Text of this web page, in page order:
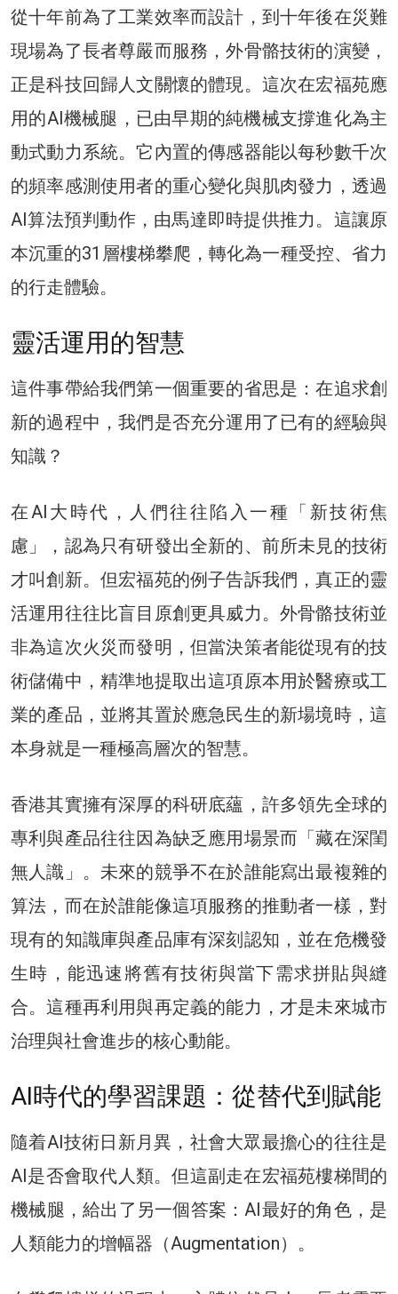
從十年前為了工業效率而設計，到十年後在災難
現場為了長者尊嚴而服務，外骨骼技術的演變，
正是科技回歸人文關懷的體現。這次在宏福苑應
用的AI機械腿，已由早期的純機械支撐進化為主
動式動力系統。它內置的傳感器能以每秒數千次
的頻率感測使用者的重心變化與肌肉發力，透過
AI算法預判動作，由馬達即時提供推力。這讓原
本沉重的31層樓梯攀爬，轉化為一種受控、省力
的行走體驗。
靈活運用的智慧
這件事帶給我們第一個重要的省思是：在追求創
新的過程中，我們是否充分運用了已有的經驗與
知識？
在AI大時代，人們往往陷入一種「新技術焦
慮」，認為只有研發出全新的、前所未見的技術
才叫創新。但宏福苑的例子告訴我們，真正的靈
活運用往往比盲目原創更具威力。外骨骼技術並
非為這次火災而發明，但當決策者能從現有的技
術儲備中，精準地提取出這項原本用於醫療或工
業的產品，並將其置於應急民生的新場境時，這
本身就是一種極高層次的智慧。
香港其實擁有深厚的科研底蘊，許多領先全球的
專利與產品往往因為缺乏應用場景而「藏在深閨
無人識」。未來的競爭不在於誰能寫出最複雜的
算法，而在於誰能像這項服務的推動者一樣，對
現有的知識庫與產品庫有深刻認知，並在危機發
生時，能迅速將舊有技術與當下需求拼貼與縫
合。這種再利用與再定義的能力，才是未來城市
治理與社會進步的核心動能。
AI時代的學習課題：從替代到賦能
隨着AI技術日新月異，社會大眾最擔心的往往是
AI是否會取代人類。但這副走在宏福苑樓梯間的
機械腿，給出了另一個答案：AI最好的角色，是
人類能力的增幅器（Augmentation）。